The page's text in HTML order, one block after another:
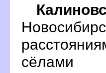
сёлами